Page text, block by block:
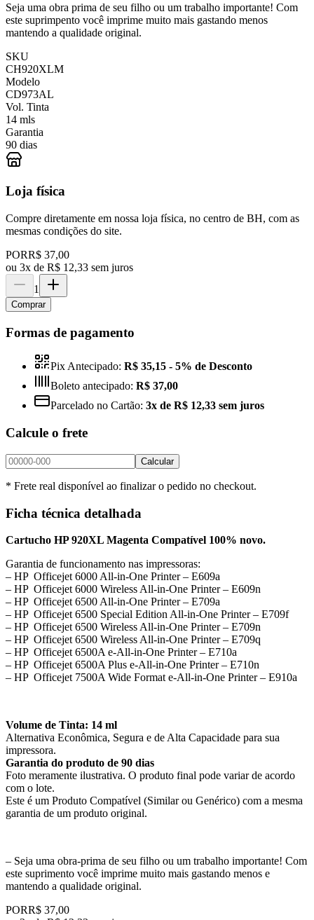
Seja uma obra prima de seu filho ou um trabalho importante! Com
este suprimpento você imprime muito mais gastando menos
mantendo a qualidade original.
SKU
CH920XLM
Modelo
CD973AL
Vol. Tinta
14 mls
Garantia
90 dias
Loja física
Compre diretamente em nossa loja física, no centro de BH, com as
mesmas condições do site.
PORR$ 37,00
ou 3x de R$ 12,33 sem juros
1
Comprar
Formas de pagamento
Pix Antecipado: R$ 35,15 - 5% de Desconto
Boleto antecipado: R$ 37,00
Parcelado no Cartão: 3x de R$ 12,33 sem juros
Calcule o frete
Calcular
* Frete real disponível ao finalizar o pedido no checkout.
Ficha técnica detalhada
Cartucho HP 920XL Magenta Compatível 100% novo.
Garantia de funcionamento nas impressoras:
– HP Officejet 6000 All-in-One Printer – E609a
– HP Officejet 6000 Wireless All-in-One Printer – E609n
– HP Officejet 6500 All-in-One Printer – E709a
– HP Officejet 6500 Special Edition All-in-One Printer – E709f
– HP Officejet 6500 Wireless All-in-One Printer – E709n
– HP Officejet 6500 Wireless All-in-One Printer – E709q
– HP Officejet 6500A e-All-in-One Printer – E710a
– HP Officejet 6500A Plus e-All-in-One Printer – E710n
– HP Officejet 7500A Wide Format e-All-in-One Printer – E910a
Volume de Tinta: 14 ml
Alternativa Econômica, Segura e de Alta Capacidade para sua
impressora.
Garantia do produto de 90 dias
Foto meramente ilustrativa. O produto final pode variar de acordo
com o lote.
Este é um Produto Compatível (Similar ou Genérico) com a mesma
garantia de um produto original.
– Seja uma obra-prima de seu filho ou um trabalho importante! Com
este suprimento você imprime muito mais gastando menos e
mantendo a qualidade original.
PORR$ 37,00